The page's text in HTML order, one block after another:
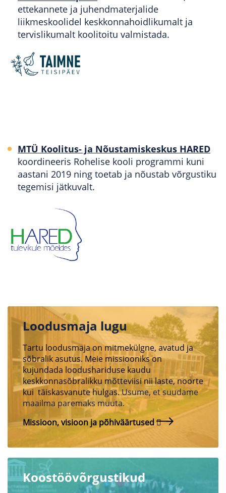
ettekannete ja juhendmaterjalide
liikmeskoolidel keskkonnahoidlikumalt ja
tervislikumalt koolitoitu valmistada.
MTÜ Koolitus- ja Nõustamiskeskus HARED
koordineeris Rohelise kooli programmi kuni
aastani 2019 ning toetab ja nõustab võrgustiku
tegemisi jätkuvalt.
Loodusmaja lugu
Tartu loodusmaja on mitmekülgne, avatud ja
sõbralik asutus. Meie missiooniks on
kujundada loodushariduse kaudu
keskkonnasõbralikku mõtteviisi nii laste, noorte
kui täiskasvanute hulgas.Usume, et suudame
maailma paremaks muuta.
Missioon, visioon ja põhiväärtused
Koostöövõrgustikud